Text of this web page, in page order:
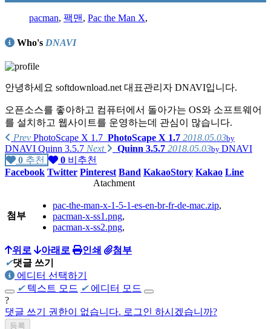
pacman, 팩맨 , Pac the Man X,
Who's DNAVI
안녕하세요 softdownload.net 대표관리자 DNAVI입니다.
오픈소스를 좋아하고 컴퓨터에서 돌아가는 OS와 소프트웨어
를 설치하고 웹사이트를 운영하는데 관심이 많습니다.
가지고 있는 제품리스트
homebuilt computer(Intel i7-4790K, ASUS MAXIMUS Ranger Vii,
AMD Radeon R290),
S3, NVIDIA GT8600),
Apple iMac 2009 late(Intel E7600)
Apple MacMini 2018(Intel i5-8500B, A1993)
homebuilt computer(AMD Ryzen 5700x3d, Asrock B450 Steel
Legend, Intel A770)
Prev PhotoScape X 1.7 PhotoScape X 1.7 2018.05.03by
DNAVI Quinn 3.5.7 Next Quinn 3.5.7 2018.05.03by DNAVI
0 추천 0 비추천
Facebook Twitter Pinterest Band KakaoStory Kakao Line
Atachment
첨부
pac-the-man-x-1-5-1-es-en-br-fr-de-mac.zip,
pacman-x-ss1.png,
pacman-x-ss2.png,
위로 아래로 인쇄
첨부
✔댓글 쓰기
에디터 선택하기
✔ 텍스트 모드 ✔ 에디터 모드
?
댓글 쓰기 권한이 없습니다. 로그인 하시겠습니까?